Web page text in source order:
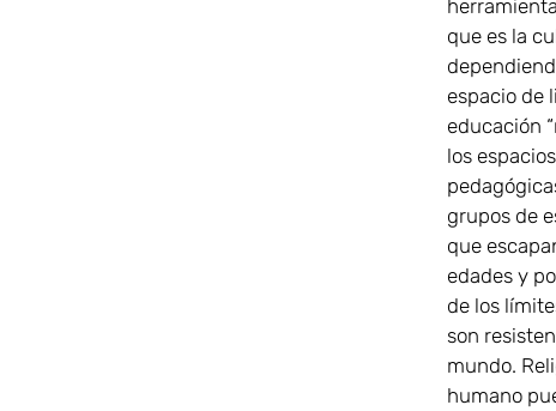
que es la
espacio de
educación
los
grupos de
que
edades y
de los
son
mundo.
humano